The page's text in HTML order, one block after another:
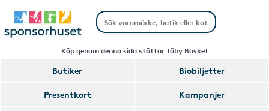
Köp genom denna sida stöttar Täby Basket
Butiker
Biobiljetter
Presentkort
Kampanjer